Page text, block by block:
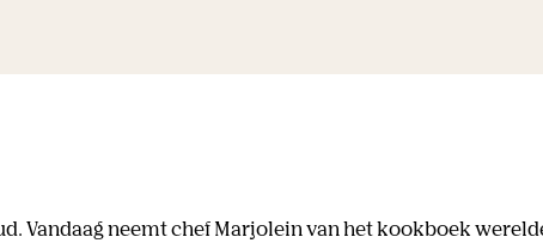
Vandaag neemt chef Marjolein van het kookboek